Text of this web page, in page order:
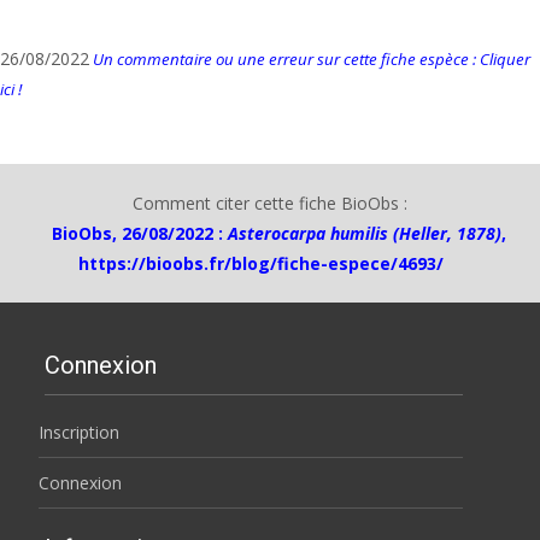
26/08/2022 Un commentaire ou une erreur sur cette fiche espèce : Cliquer
ici !
Comment citer cette fiche BioObs :
BioObs, 26/08/2022 :Asterocarpa humilis (Heller, 1878),
https://bioobs.fr/blog/fiche-espece/4693/
Connexion
Inscription
Connexion